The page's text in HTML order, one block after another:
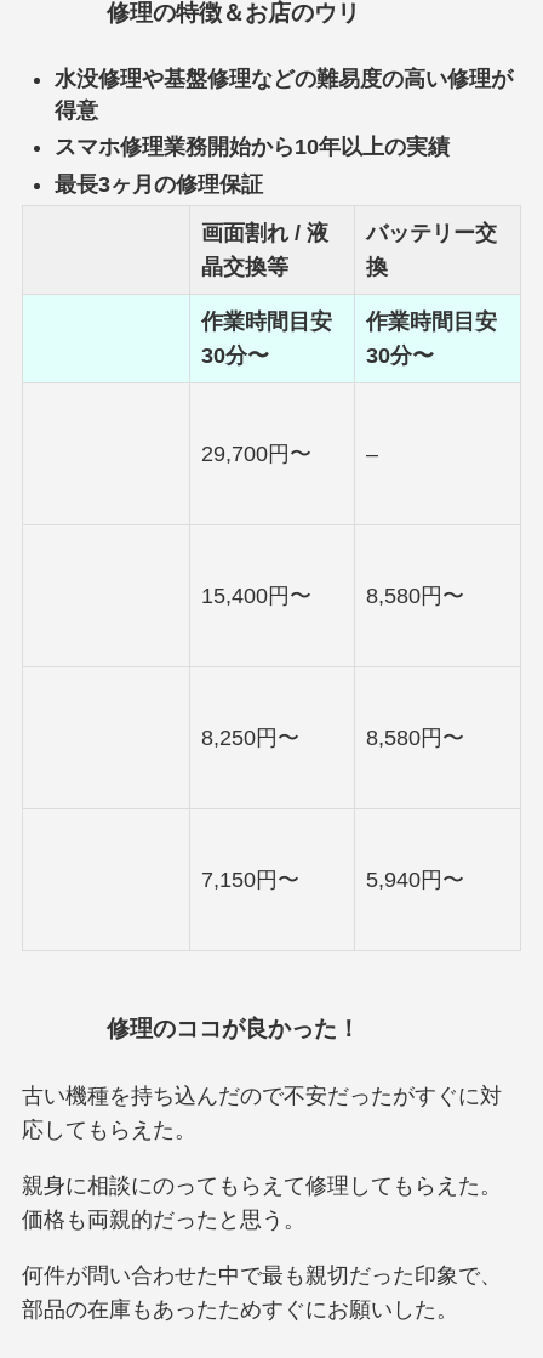
修理の特徴＆お店のウリ
水没修理や基盤修理などの難易度の高い修理が
得意
スマホ修理業務開始から10年以上の実績
最長3ヶ月の修理保証
画面割れ / 液
晶交換等
バッテリー交
換
作業時間目安
30分〜
作業時間目安
30分〜
29,700円〜 –
15,400円〜 8,580円〜
8,250円〜 8,580円〜
7,150円〜 5,940円〜
修理のココが良かった！
古い機種を持ち込んだので不安だったがすぐに対
応してもらえた。
親身に相談にのってもらえて修理してもらえた。
価格も両親的だったと思う。
何件が問い合わせた中で最も親切だった印象で、
部品の在庫もあったためすぐにお願いした。